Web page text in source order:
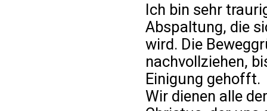
Ich bin sehr
Abspaltung, die
wird. Die
nachvollziehen,
Einigung gehofft.
Wir dienen alle